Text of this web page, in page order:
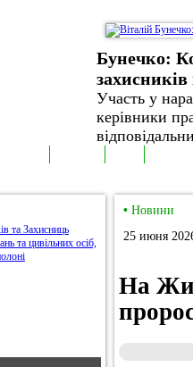
Бунечко:
захисників
Участь у
керівники
• Новини
25 июня
На